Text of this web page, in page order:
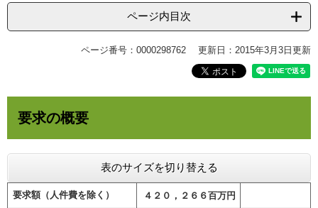
ページ内目次
ページ番号：0000298762 更新日：2015年3月3日更新
要求の概要
表のサイズを切り替える
要求額（人件費を除く） ４２０，２６６百万円